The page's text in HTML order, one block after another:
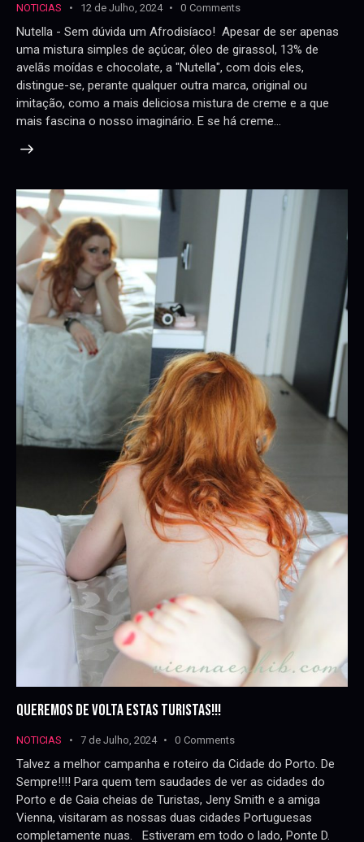
NOTICIAS 12 de Julho, 2024 0 Comments
Nutella - Sem dúvida um Afrodisíaco! Apesar de ser apenas
uma mistura simples de açúcar, óleo de girassol, 13% de
avelãs moídas e chocolate, a "Nutella", com dois eles,
distingue-se, perante qualquer outra marca, original ou
imitação, como a mais deliciosa mistura de creme e a que
mais fascina o nosso imaginário. E se há creme…
QUEREMOS DE VOLTA ESTAS TURISTAS!!!
NOTICIAS 7 de Julho, 2024 0 Comments
Talvez a melhor campanha e roteiro da Cidade do Porto. De
Sempre!!!! Para quem tem saudades de ver as cidades do
Porto e de Gaia cheias de Turistas, Jeny Smith e a amiga
Vienna, visitaram as nossas duas cidades Portuguesas
completamente nuas. Estiveram em todo o lado, Ponte D.